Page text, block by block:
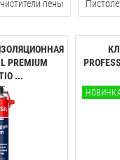
пены
PREMIUM
...